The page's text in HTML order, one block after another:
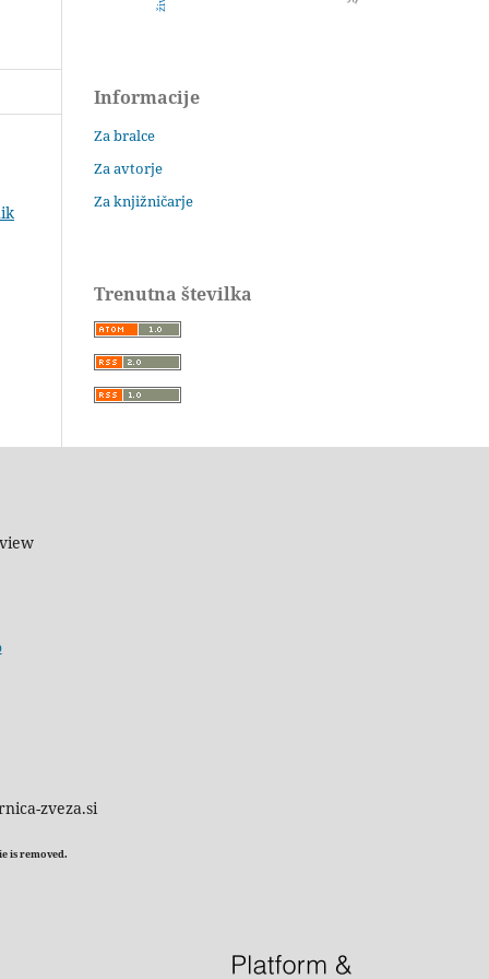
Informacije
Za bralce
Za avtorje
Za knjižničarje
Trenutna številka
zveza.si
is removed.